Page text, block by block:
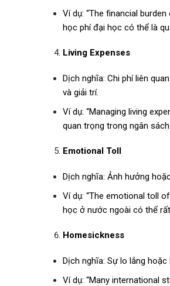
Ví dụ: “The financial
học phí đại học có thể là
Living Expenses
Dịch nghĩa: Chi phí liên
và giải trí.
Ví dụ: “Managing living
quan trọng trong ngân
Emotional Toll
Dịch nghĩa: Ảnh hưởng
Ví dụ: “The emotional toll
học ở nước ngoài có thể
Homesickness
Dịch nghĩa: Sự lo lắng
Ví dụ: “Many international